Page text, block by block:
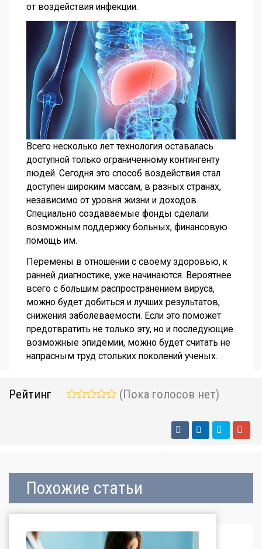
от воздействия инфекции.
Всего несколько лет технология оставалась
доступной только ограниченному контингенту
людей. Сегодня это способ воздействия стал
доступен широким массам, в разных странах,
независимо от уровня жизни и доходов.
Специально создаваемые фонды сделали
возможным поддержку больных, финансовую
помощь им.
Перемены в отношении с своему здоровью, к
ранней диагностике, уже начинаются. Вероятнее
всего с большим распространением вируса,
можно будет добиться и лучших результатов,
снижения заболеваемости. Если это поможет
предотвратить не только эту, но и последующие
возможные эпидемии, можно будет считать не
напрасным труд стольких поколений ученых.
Рейтинг (Пока голосов нет)
Похожие статьи